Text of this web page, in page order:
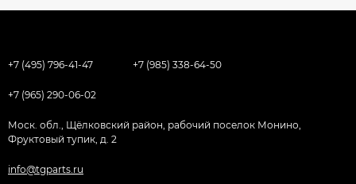
+7 (495) 796-41-47 +7 (985) 338-64-50
+7 (965) 290-06-02
Моск. обл., Щёлковский район, рабочий поселок Монино,
Фруктовый тупик, д. 2
info@tgparts.ru